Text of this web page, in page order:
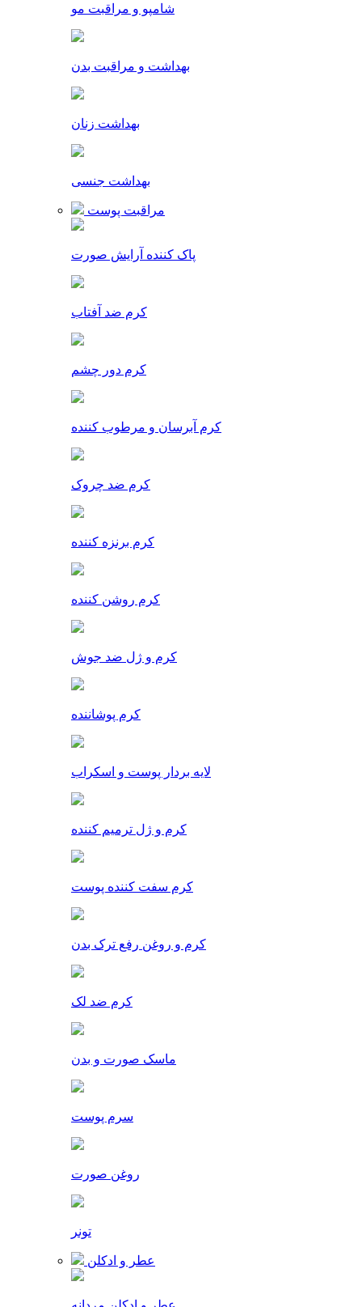
شامپو و مراقبت مو
بهداشت و مراقبت بدن
بهداشت زنان
بهداشت جنسی
مراقبت پوست
پاک کننده آرایش صورت
کرم ضد آفتاب
کرم دور چشم
کرم آبرسان و مرطوب کننده
کرم ضد چروک
کرم برنزه کننده
کرم روشن کننده
کرم و ژل ضد جوش
کرم پوشاننده
لایه بردار پوست و اسکراب
کرم و ژل ترمیم کننده
کرم سفت کننده پوست
کرم و روغن رفع ترک بدن
کرم ضد لک
ماسک صورت و بدن
سرم پوست
روغن صورت
تونر
عطر و ادکلن